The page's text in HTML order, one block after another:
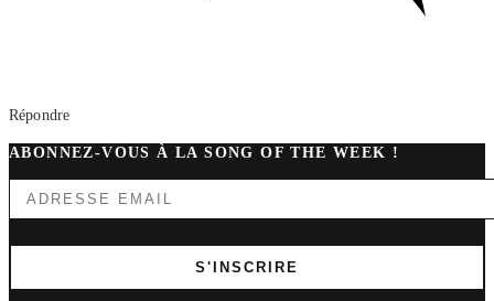
Répondre
ABONNEZ-VOUS À LA SONG OF THE WEEK !